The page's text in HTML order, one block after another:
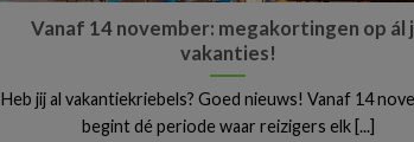
Vanaf 14 november: megakortingen op ál
vakanties!
Heb jij al vakantiekriebels? Goed nieuws! Vanaf 14
begint dé periode waar reizigers elk [...]